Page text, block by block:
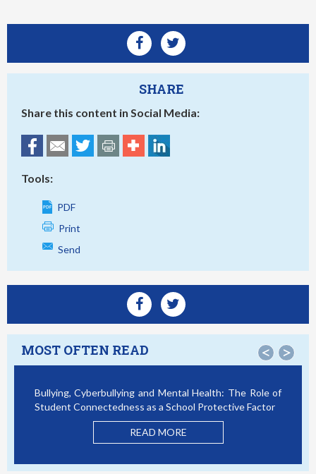
SHARE
Share this content in Social Media:
Tools:
PDF
Print
Send
MOST OFTEN READ < >
Cyberbullying and Mental Health: The Role of
Connectedness as a School Protective Factor
READ MORE